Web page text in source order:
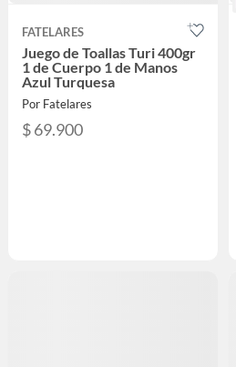
FATELARES
Juego de Toallas Turi 400gr
1 de Cuerpo 1 de Manos
Azul Turquesa
Por Fatelares
$ 69.900